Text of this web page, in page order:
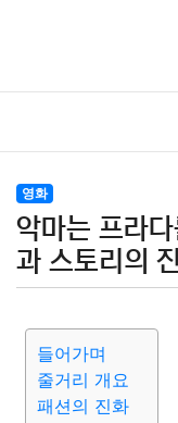
영화
악마는 프라
과 스토리의
들어가며
줄거리 개요
패션의 진화